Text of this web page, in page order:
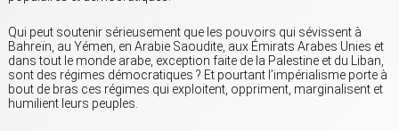
Qui peut soutenir sérieusement que les pouvoirs qui sévissent à
Bahreïn, au Yémen, en Arabie Saoudite, aux Émirats Arabes Unies et
dans tout le monde arabe, exception faite de la Palestine et du Liban,
sont des régimes démocratiques ? Et pourtant l’impérialisme porte à
bout de bras ces régimes qui exploitent, oppriment, marginalisent et
humilient leurs peuples.